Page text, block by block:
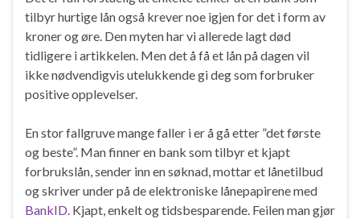
tilbyr hurtige lån også krever noe igjen for det i form av
kroner og øre. Den myten har vi allerede lagt død
tidligere i artikkelen. Men det å få et lån på dagen vil
ikke nødvendigvis utelukkende gi deg som forbruker
positive opplevelser.
En stor fallgruve mange faller i er å gå etter ”det første
og beste”. Man finner en bank som tilbyr et kjapt
forbrukslån, sender inn en søknad, mottar et lånetilbud
og skriver under på de elektroniske lånepapirene med
BankID . Kjapt, enkelt og tidsbesparende. Feilen man gjør